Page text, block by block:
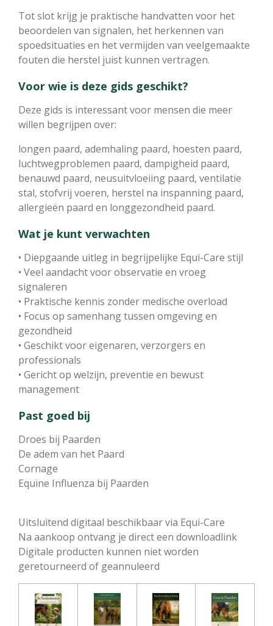
Tot slot krijg je praktische handvatten voor het
beoordelen van signalen, het herkennen van
spoedsituaties en het vermijden van veelgemaakte
fouten die herstel juist kunnen vertragen.
Voor wie is deze gids geschikt?
Deze gids is interessant voor mensen die meer
willen begrijpen over:
longen paard, ademhaling paard, hoesten paard,
luchtwegproblemen paard, dampigheid paard,
benauwd paard, neusuitvloeiing paard, ventilatie
stal, stofvrij voeren, herstel na inspanning paard,
allergieën paard en longgezondheid paard.
Wat je kunt verwachten
• Diepgaande uitleg in begrijpelijke Equi-Care stijl
• Veel aandacht voor observatie en vroeg
signaleren
• Praktische kennis zonder medische overload
• Focus op samenhang tussen omgeving en
gezondheid
• Geschikt voor eigenaren, verzorgers en
professionals
• Gericht op welzijn, preventie en bewust
management
Past goed bij
Droes bij Paarden
De adem van het Paard
Cornage
Equine Influenza bij Paarden
Uitsluitend digitaal beschikbaar via Equi-Care
Na aankoop ontvang je direct een downloadlink
Digitale producten kunnen niet worden
geretourneerd of geannuleerd